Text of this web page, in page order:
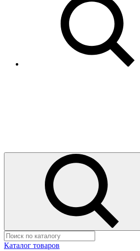
Каталог товаров